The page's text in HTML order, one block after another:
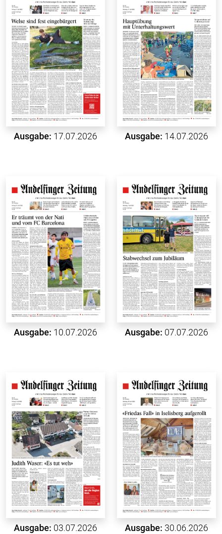
Ausgabe: 17.07.2026 Ausgabe: 14.07.2026
Ausgabe: 10.07.2026 Ausgabe: 07.07.2026
Ausgabe: 03.07.2026 Ausgabe: 30.06.2026